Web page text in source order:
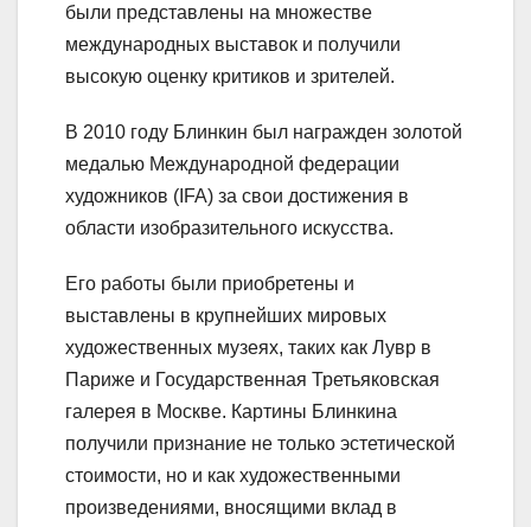
были представлены на множестве
международных выставок и получили
высокую оценку критиков и зрителей.
В 2010 году Блинкин был награжден золотой
медалью Международной федерации
художников (IFA) за свои достижения в
области изобразительного искусства.
Его работы были приобретены и
выставлены в крупнейших мировых
художественных музеях, таких как Лувр в
Париже и Государственная Третьяковская
галерея в Москве. Картины Блинкина
получили признание не только эстетической
стоимости, но и как художественными
произведениями, вносящими вклад в